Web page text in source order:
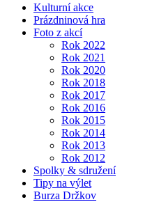
Kulturní akce
Prázdninová hra
Foto z akcí
Rok 2022
Rok 2021
Rok 2020
Rok 2018
Rok 2017
Rok 2016
Rok 2015
Rok 2014
Rok 2013
Rok 2012
Spolky & sdružení
Tipy na výlet
Burza Držkov